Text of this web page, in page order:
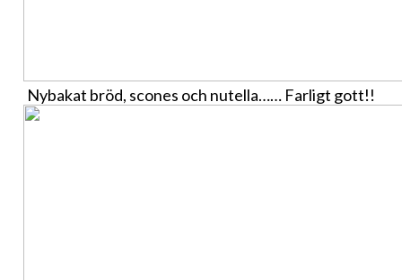
Nybakat bröd, scones och nutella…… Farligt gott!!